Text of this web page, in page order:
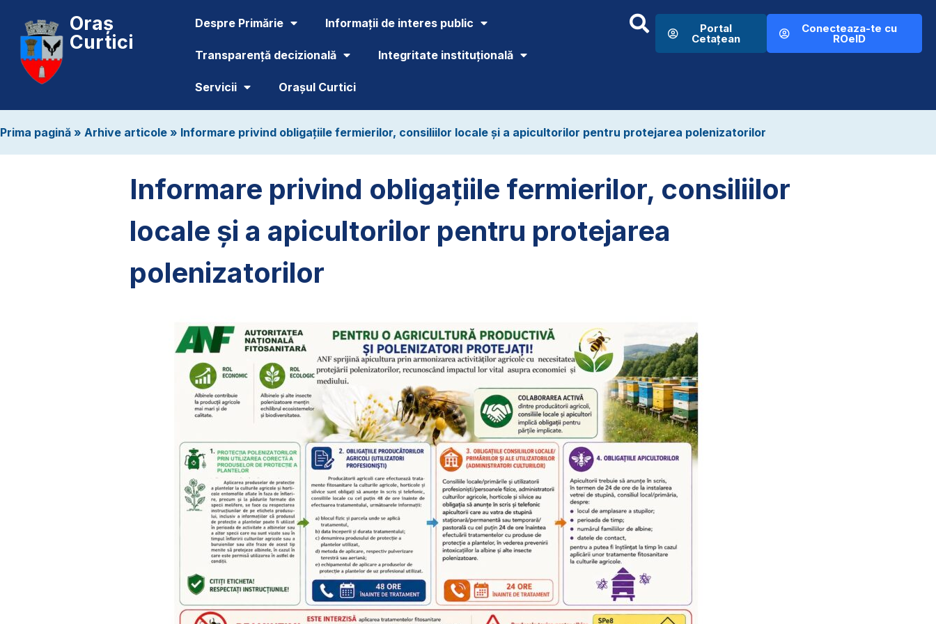
Oraș
Curtici
Despre Primărie Informații de interes public
Transparență decizională Integritate instituțională
Servicii Orașul Curtici
Portal
Cetațean
Conecteaza-te cu
ROeID
Prima pagină » Arhive articole » Informare privind obligațiile fermierilor, consiliilor locale și a apicultorilor pentru protejarea polenizatorilor
Informare privind obligațiile fermierilor, consiliilor
locale și a apicultorilor pentru protejarea
polenizatorilor